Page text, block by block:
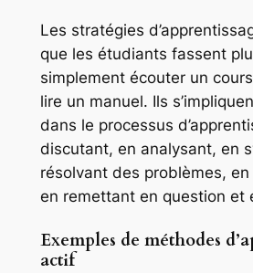
Les stratégies
que les étudiants fassent
simplement écouter un
lire un manuel. Ils
dans le processus
discutant, en analysant, en
résolvant des problèmes,
en remettant en question et
Exemples de méthodes
actif